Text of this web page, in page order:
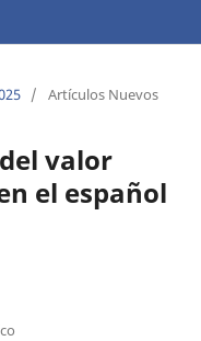
/ Artículos Nuevos
valor
el español